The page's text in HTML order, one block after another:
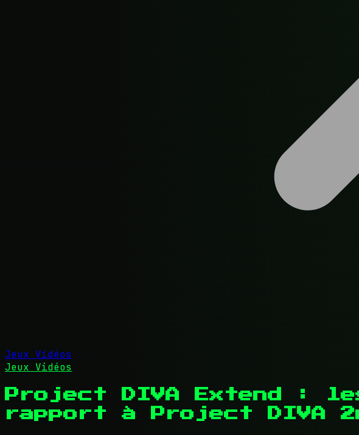
Jeux Vidéos
Jeux Vidéos
Project DIVA Extend :
rapport à Project DIVA